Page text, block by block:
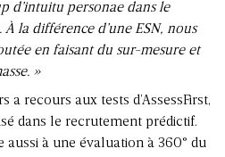
d’intuitu personae dans le
la différence d’une ESN, nous
en faisant du sur-mesure et
»
a recours aux tests d’AssessFirst,
dans le recrutement prédictif.
aussi à une évaluation à 360° du